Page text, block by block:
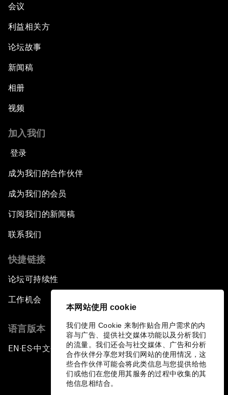
本网站使用 cookie
我们使用 Cookie 来制作贴合用户需求的内
容与广告、提供社交媒体功能以及分析我们
的流量。我们还会与社交媒体、广告和分析
合作伙伴分享您对我们网站的使用情况，这
些合作伙伴可能会将此类信息与您提供给他
们或他们在您使用其服务的过程中收集的其
他信息相结合。
会议
利益相关方
论坛故事
新闻稿
相册
视频
加入我们
登录
成为我们的合作伙伴
成为我们的会员
订阅我们的新闻稿
联系我们
快捷链接
论坛可持续性
工作机会
语言版本
EN ▪ES▪中文▪ 日本語